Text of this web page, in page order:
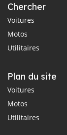
Chercher
Voitures
Motos
Utilitaires
Plan du site
Voitures
Motos
Utilitaires